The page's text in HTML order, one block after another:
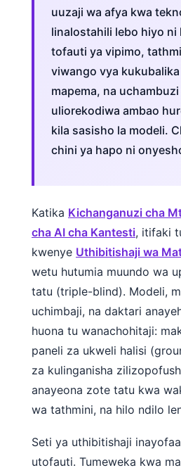
uuzaji wa afya kwa
linalostahili lebo hiyo ni
tofauti ya vipimo,
viwango vya
mapema, na
uliorekodiwa ambao
kila sasisho la modeli.
chini ya hapo ni
Katika Kichanganuzi cha
cha AI cha Kantesti, itifaki
kwenye Uthibitishaji wa
wetu hutumia muundo wa
tatu (triple-blind). Modeli,
uchimbaji, na daktari
huona tu wanachohitaji:
paneli za ukweli halisi
za kulinganisha
anayeona zote tatu kwa
wa tathmini, na hilo ndilo
Seti ya uthibitishaji
utofauti. Tumeweka kwa